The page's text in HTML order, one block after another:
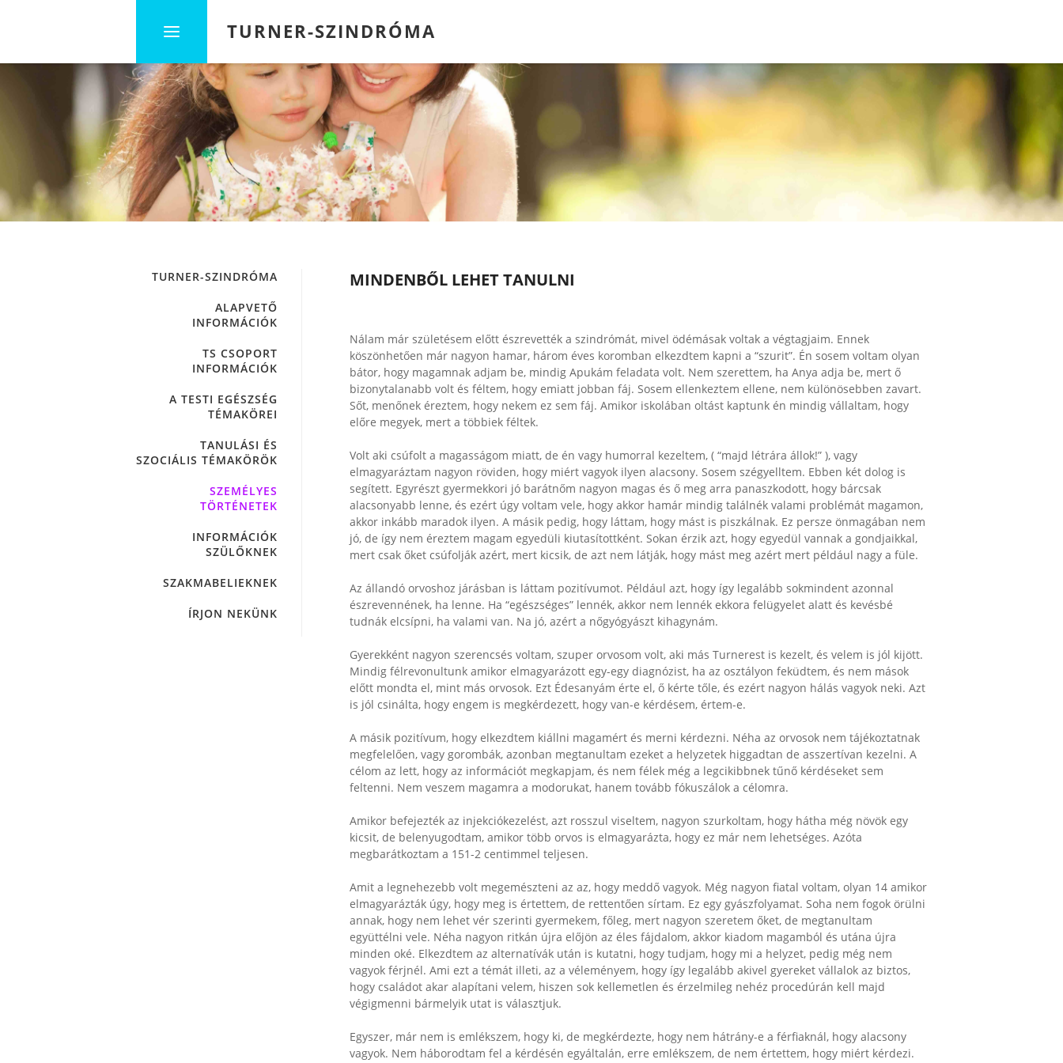
TURNER-SZINDRÓMA
TURNER-SZINDRÓMA
ALAPVETŐ
INFORMÁCIÓK
TS CSOPORT
INFORMÁCIÓK
A TESTI EGÉSZSÉG
TÉMAKÖREI
TANULÁSI ÉS
SZOCIÁLIS TÉMAKÖRÖK
SZEMÉLYES
TÖRTÉNETEK
INFORMÁCIÓK
SZÜLŐKNEK
SZAKMABELIEKNEK
ÍRJON NEKÜNK
MINDENBŐL LEHET TANULNI
Nálam már születésem előtt észrevették a szindrómát, mivel ödémásak voltak a végtagjaim. Ennek
köszönhetően már nagyon hamar, három éves koromban elkezdtem kapni a “szurit”. Én sosem voltam olyan
bátor, hogy magamnak adjam be, mindig Apukám feladata volt. Nem szerettem, ha Anya adja be, mert ő
bizonytalanabb volt és féltem, hogy emiatt jobban fáj. Sosem ellenkeztem ellene, nem különösebben zavart.
Sőt, menőnek éreztem, hogy nekem ez sem fáj. Amikor iskolában oltást kaptunk én mindig vállaltam, hogy
előre megyek, mert a többiek féltek.
Volt aki csúfolt a magasságom miatt, de én vagy humorral kezeltem, ( “majd létrára állok!” ), vagy
elmagyaráztam nagyon röviden, hogy miért vagyok ilyen alacsony. Sosem szégyelltem. Ebben két dolog is
segített. Egyrészt gyermekkori jó barátnőm nagyon magas és ő meg arra panaszkodott, hogy bárcsak
alacsonyabb lenne, és ezért úgy voltam vele, hogy akkor hamár mindig találnék valami problémát magamon,
akkor inkább maradok ilyen. A másik pedig, hogy láttam, hogy mást is piszkálnak. Ez persze önmagában nem
jó, de így nem éreztem magam egyedüli kiutasítottként. Sokan érzik azt, hogy egyedül vannak a gondjaikkal,
mert csak őket csúfolják azért, mert kicsik, de azt nem látják, hogy mást meg azért mert például nagy a füle.
Az állandó orvoshoz járásban is láttam pozitívumot. Például azt, hogy így legalább sokmindent azonnal
észrevennének, ha lenne. Ha “egészséges” lennék, akkor nem lennék ekkora felügyelet alatt és kevésbé
tudnák elcsípni, ha valami van. Na jó, azért a nőgyógyászt kihagynám.
Gyerekként nagyon szerencsés voltam, szuper orvosom volt, aki más Turnerest is kezelt, és velem is jól kijött.
Mindig félrevonultunk amikor elmagyarázott egy-egy diagnózist, ha az osztályon feküdtem, és nem mások
előtt mondta el, mint más orvosok. Ezt Édesanyám érte el, ő kérte tőle, és ezért nagyon hálás vagyok neki. Azt
is jól csinálta, hogy engem is megkérdezett, hogy van-e kérdésem, értem-e.
A másik pozitívum, hogy elkezdtem kiállni magamért és merni kérdezni. Néha az orvosok nem tájékoztatnak
megfelelően, vagy gorombák, azonban megtanultam ezeket a helyzetek higgadtan de asszertívan kezelni. A
célom az lett, hogy az információt megkapjam, és nem félek még a legcikibbnek tűnő kérdéseket sem
feltenni. Nem veszem magamra a modorukat, hanem tovább fókuszálok a célomra.
Amikor befejezték az injekciókezelést, azt rosszul viseltem, nagyon szurkoltam, hogy hátha még növök egy
kicsit, de belenyugodtam, amikor több orvos is elmagyarázta, hogy ez már nem lehetséges. Azóta
megbarátkoztam a 151-2 centimmel teljesen.
Amit a legnehezebb volt megemészteni az az, hogy meddő vagyok. Még nagyon fiatal voltam, olyan 14 amikor
elmagyarázták úgy, hogy meg is értettem, de rettentően sírtam. Ez egy gyászfolyamat. Soha nem fogok örülni
annak, hogy nem lehet vér szerinti gyermekem, főleg, mert nagyon szeretem őket, de megtanultam
együttélni vele. Néha nagyon ritkán újra előjön az éles fájdalom, akkor kiadom magamból és utána újra
minden oké. Elkezdtem az alternatívák után is kutatni, hogy tudjam, hogy mi a helyzet, pedig még nem
vagyok férjnél. Ami ezt a témát illeti, az a véleményem, hogy így legalább akivel gyereket vállalok az biztos,
hogy családot akar alapítani velem, hiszen sok kellemetlen és érzelmileg nehéz procedúrán kell majd
végigmenni bármelyik utat is választjuk.
Egyszer, már nem is emlékszem, hogy ki, de megkérdezte, hogy nem hátrány-e a férfiaknál, hogy alacsony
vagyok. Nem háborodtam fel a kérdésén egyáltalán, erre emlékszem, de nem értettem, hogy miért kérdezi.